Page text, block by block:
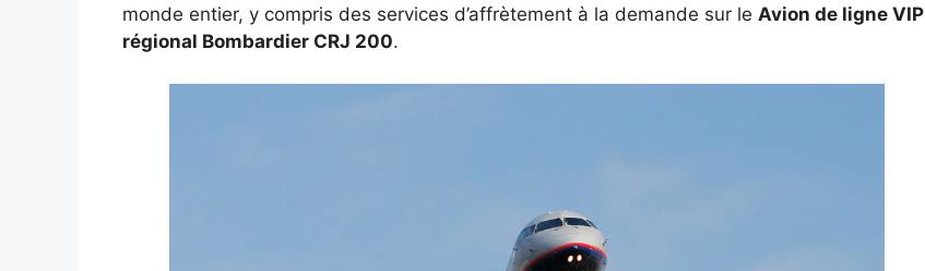
monde entier, y compris des services d’affrètement à la demande sur le Avion de ligne VIP
régional Bombardier CRJ 200.